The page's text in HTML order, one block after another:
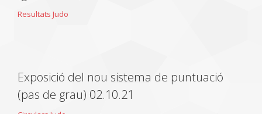
Resultats Judo
Exposició del nou sistema de puntuació
(pas de grau) 02.10.21